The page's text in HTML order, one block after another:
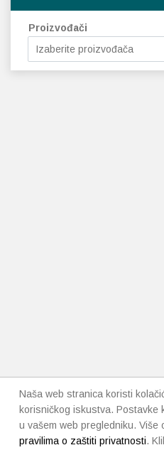
Proizvođači
Naša web stranica koristi
korisničkog iskustva. Postavke
u vašem web pregledniku. Više
pravilima o zaštiti privatnosti.